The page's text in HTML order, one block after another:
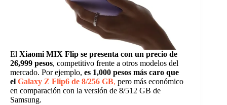
El Xiaomi MIX Flip se presenta con un precio de
26,999 pesos, competitivo frente a otros modelos del
mercado. Por ejemplo, es 1,000 pesos más caro que
el Galaxy Z Flip6 de 8/256 GB, pero más económico
en comparación con la versión de 8/512 GB de
Samsung.